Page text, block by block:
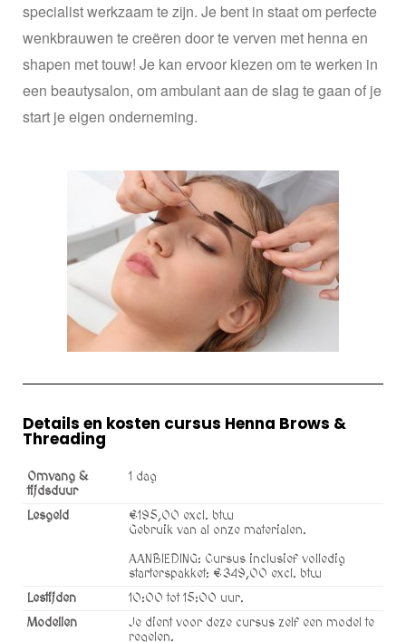
specialist werkzaam te zijn. Je bent in staat om perfecte
wenkbrauwen te creëren door te verven met henna en
shapen met touw! Je kan ervoor kiezen om te werken in
een beautysalon, om ambulant aan de slag te gaan of je
start je eigen onderneming.
Details en kosten cursus Henna Brows &
Threading
Omvang &
tijdsduur
1 dag
Lesgeld
€195,00 excl. btw
Gebruik van al onze materialen.
AANBIEDING: Cursus inclusief volledig
starterspakket: €349,00 excl. btw
Lestijden
10:00 tot 15:00 uur.
Modellen
Je dient voor deze cursus zelf een model te
regelen.